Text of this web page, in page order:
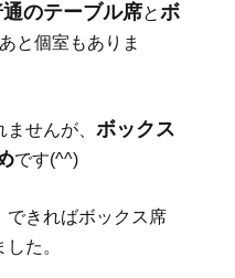
のテーブル席とボ
と個室もありま
せんが、 ボックス
です(^^)
できればボックス席
た。